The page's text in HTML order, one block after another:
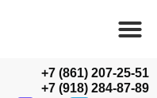
+7 (861) 207-25-51
+7 (918) 284-87-89